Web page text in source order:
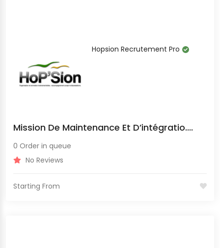
Hopsion Recrutement Pro
Mission De Maintenance Et D’intégratio....
0 Order in queue
No Reviews
Starting From